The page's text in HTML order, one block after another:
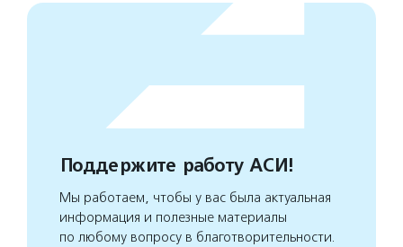
Поддержите работу АСИ!
Мы работаем, чтобы у вас была актуальная
информация и полезные материалы
по любому вопросу в благотворительности.